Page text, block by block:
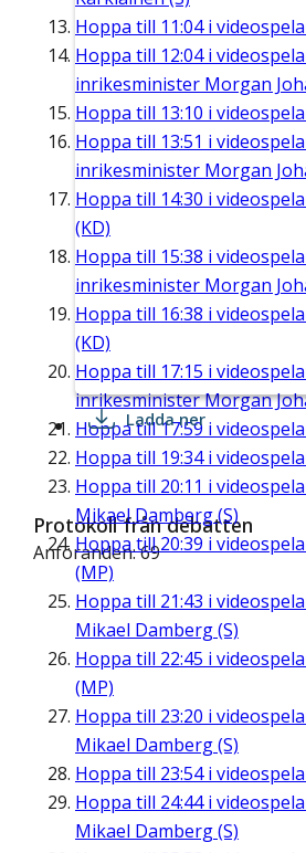
Hoppa till 11:04i
Hoppa till 12:04i
inrikesminister Morgan
Hoppa till 13:10 i
Hoppa till 13:51 i
inrikesminister Morgan
Hoppa till 14:30 i
(KD)
Hoppa till 15:38 i
inrikesminister Morgan
Hoppa till 16:38 i
(KD)
Hoppa till 17:15 i
inrikesminister Morgan
Hoppa till17:59 i
Hoppa till 19:34i
Hoppa till 20:11 i
Mikael Damberg (S)
Hoppa till20:39 i
(MP)
Hoppa till 21:43 i
Mikael Damberg (S)
Hoppa till 22:45 i
(MP)
Hoppa till 23:20 i
Mikael Damberg (S)
Hoppa till 23:54i
Hoppa till 24:44i
Mikael Damberg (S)
Ladda ner
Protokoll från debatten
Anföranden: 69